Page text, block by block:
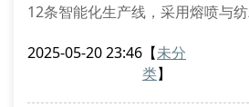
12条智能化生产线，采用熔喷与
包装共设置23道检测工序，确保每
2025-05-20 23:46 【未分
类】